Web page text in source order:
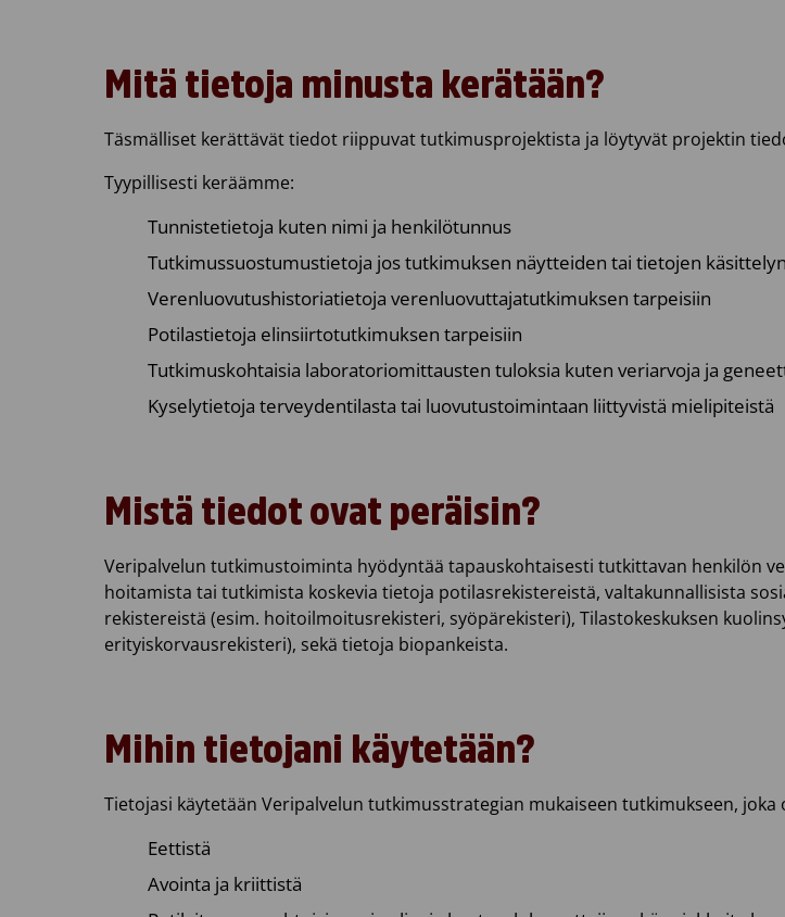
Mitä tietoja minusta kerätään?
Täsmälliset kerättävät tiedot riippuvat tutkimusprojektista ja löytyvät projektin
Tyypillisesti keräämme:
Tunnistetietoja kuten nimi ja henkilötunnus
Tutkimussuostumustietoja jos tutkimuksen näytteiden tai tietojen
Verenluovutushistoriatietoja verenluovuttajatutkimuksen tarpeisiin
Potilastietoja elinsiirtotutkimuksen tarpeisiin
Tutkimuskohtaisia laboratoriomittausten tuloksia kuten veriarvoja ja
Kyselytietoja terveydentilasta tai luovutustoimintaan liittyvistä mielipiteistä
Mistä tiedot ovat peräisin?
Veripalvelun tutkimustoiminta hyödyntää tapauskohtaisesti tutkittavan henkilön
hoitamista tai tutkimista koskevia tietoja potilasrekistereistä, valtakunnallisista
rekistereistä (esim. hoitoilmoitusrekisteri, syöpärekisteri), Tilastokeskuksen
erityiskorvausrekisteri), sekä tietoja biopankeista.
Mihin tietojani käytetään?
Tietojasi käytetään Veripalvelun tutkimusstrategian mukaiseen tutkimukseen, joka
Eettistä
Avointa ja kriittistä